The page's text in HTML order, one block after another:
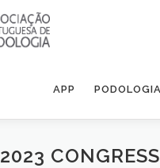
APP PODOLOGIA
2023